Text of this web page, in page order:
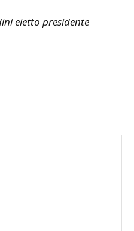
eletto presidente